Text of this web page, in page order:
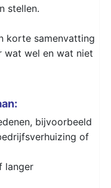
stellen.
korte samenvatting
wat wel en wat niet
bijvoorbeeld
of
langer